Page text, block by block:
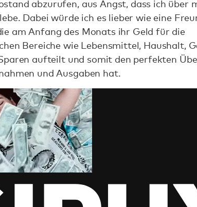
abzurufen, aus Angst, dass ich über
Dabei würde ich es lieber wie eine
am Anfang des Monats ihr Geld für die
Bereiche wie Lebensmittel, Haushalt,
aufteilt und somit den perfekten
und Ausgaben hat.